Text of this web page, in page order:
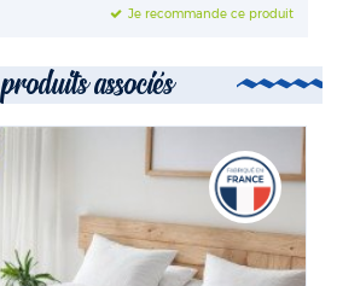
Je recommande ce produit
associés